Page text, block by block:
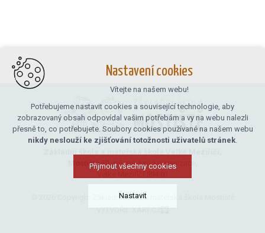
Mostiště 50,příspěvková organizace,
© 2026 Copyright Základní škola a mateřská škola Mostiště
VYTVOŘIL XART.CZ
Nastavení cookies
Vítejte na našem webu!
Potřebujeme nastavit cookies a související technologie, aby
zobrazovaný obsah odpovídal vašim potřebám a vy na webu nalezli
přesně to, co potřebujete. Soubory cookies používané na našem webu
nikdy neslouží ke zjišťování totožnosti uživatelů stránek.
Přijmout všechny cookies
Nastavit